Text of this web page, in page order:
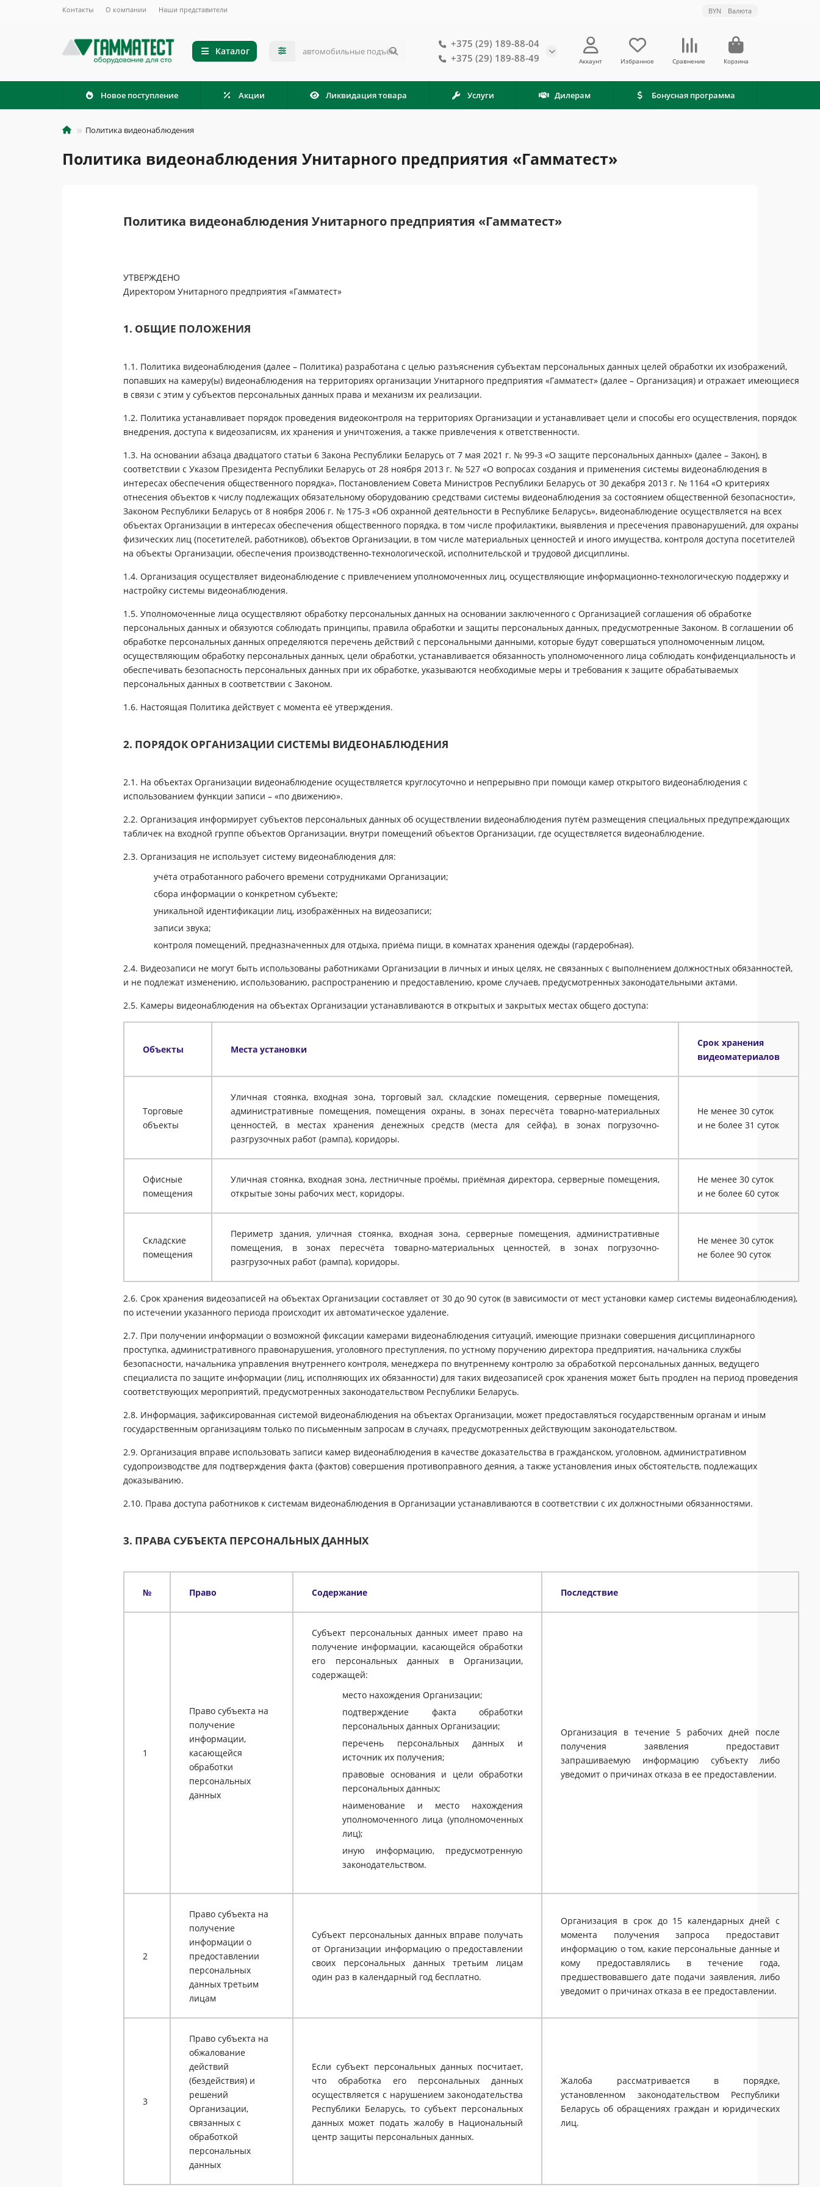
Контакты О компании Наши представители BYN Валюта
Каталог
+375 (29) 189-88-04
+375 (29) 189-88-49
Аккаунт Избранное Сравнение Корзина
Новое поступление Акции Ликвидация товара Услуги Дилерам Бонусная программа
Политика видеонаблюдения
Политика видеонаблюдения Унитарного предприятия «Гамматест»
Политика видеонаблюдения Унитарного предприятия «Гамматест»
УТВЕРЖДЕНО
Директором Унитарного предприятия «Гамматест»
1. ОБЩИЕ ПОЛОЖЕНИЯ
1.1. Политика видеонаблюдения (далее – Политика) разработана с целью разъяснения субъектам персональных данных целей обработки их изображений,
попавших на камеру(ы) видеонаблюдения на территориях организации Унитарного предприятия «Гамматест» (далее – Организация) и отражает имеющиеся
в связи с этим у субъектов персональных данных права и механизм их реализации.
1.2. Политика устанавливает порядок проведения видеоконтроля на территориях Организации и устанавливает цели и способы его осуществления, порядок
внедрения, доступа к видеозаписям, их хранения и уничтожения, а также привлечения к ответственности.
1.3. На основании абзаца двадцатого статьи 6 Закона Республики Беларусь от 7 мая 2021 г. № 99-З «О защите персональных данных» (далее – Закон), в
соответствии с Указом Президента Республики Беларусь от 28 ноября 2013 г. № 527 «О вопросах создания и применения системы видеонаблюдения в
интересах обеспечения общественного порядка», Постановлением Совета Министров Республики Беларусь от 30 декабря 2013 г. № 1164 «О критериях
отнесения объектов к числу подлежащих обязательному оборудованию средствами системы видеонаблюдения за состоянием общественной безопасности»,
Законом Республики Беларусь от 8 ноября 2006 г. № 175-З «Об охранной деятельности в Республике Беларусь», видеонаблюдение осуществляется на всех
объектах Организации в интересах обеспечения общественного порядка, в том числе профилактики, выявления и пресечения правонарушений, для охраны
физических лиц (посетителей, работников), объектов Организации, в том числе материальных ценностей и иного имущества, контроля доступа посетителей
на объекты Организации, обеспечения производственно-технологической, исполнительской и трудовой дисциплины.
1.4. Организация осуществляет видеонаблюдение с привлечением уполномоченных лиц, осуществляющие информационно-технологическую поддержку и
настройку системы видеонаблюдения.
1.5. Уполномоченные лица осуществляют обработку персональных данных на основании заключенного с Организацией соглашения об обработке
персональных данных и обязуются соблюдать принципы, правила обработки и защиты персональных данных, предусмотренные Законом. В соглашении об
обработке персональных данных определяются перечень действий с персональными данными, которые будут совершаться уполномоченным лицом,
осуществляющим обработку персональных данных, цели обработки, устанавливается обязанность уполномоченного лица соблюдать конфиденциальность и
обеспечивать безопасность персональных данных при их обработке, указываются необходимые меры и требования к защите обрабатываемых
персональных данных в соответствии с Законом.
1.6. Настоящая Политика действует с момента её утверждения.
2. ПОРЯДОК ОРГАНИЗАЦИИ СИСТЕМЫ ВИДЕОНАБЛЮДЕНИЯ
2.1. На объектах Организации видеонаблюдение осуществляется круглосуточно и непрерывно при помощи камер открытого видеонаблюдения с
использованием функции записи – «по движению».
2.2. Организация информирует субъектов персональных данных об осуществлении видеонаблюдения путём размещения специальных предупреждающих
табличек на входной группе объектов Организации, внутри помещений объектов Организации, где осуществляется видеонаблюдение.
2.3. Организация не использует систему видеонаблюдения для:
учёта отработанного рабочего времени сотрудниками Организации;
сбора информации о конкретном субъекте;
уникальной идентификации лиц, изображённых на видеозаписи;
записи звука;
контроля помещений, предназначенных для отдыха, приёма пищи, в комнатах хранения одежды (гардеробная).
2.4. Видеозаписи не могут быть использованы работниками Организации в личных и иных целях, не связанных с выполнением должностных обязанностей,
и не подлежат изменению, использованию, распространению и предоставлению, кроме случаев, предусмотренных законодательными актами.
2.5. Камеры видеонаблюдения на объектах Организации устанавливаются в открытых и закрытых местах общего доступа:
Объекты Места установки
Срок хранения
видеоматериалов
Торговые
объекты
Уличная стоянка, входная зона, торговый зал, складские помещения, серверные помещения,
административные помещения, помещения охраны, в зонах пересчёта товарно-материальных
ценностей, в местах хранения денежных средств (места для сейфа), в зонах погрузочно-
разгрузочных работ (рампа), коридоры.
Не менее 30 суток
и не более 31 суток
Офисные
помещения
Уличная стоянка, входная зона, лестничные проёмы, приёмная директора, серверные помещения,
открытые зоны рабочих мест, коридоры.
Не менее 30 суток
и не более 60 суток
Складские
помещения
Периметр здания, уличная стоянка, входная зона, серверные помещения, административные
помещения, в зонах пересчёта товарно-материальных ценностей, в зонах погрузочно-
разгрузочных работ (рампа), коридоры.
Не менее 30 суток
не более 90 суток
2.6. Срок хранения видеозаписей на объектах Организации составляет от 30 до 90 суток (в зависимости от мест установки камер системы видеонаблюдения),
по истечении указанного периода происходит их автоматическое удаление.
2.7. При получении информации о возможной фиксации камерами видеонаблюдения ситуаций, имеющие признаки совершения дисциплинарного
проступка, административного правонарушения, уголовного преступления, по устному поручению директора предприятия, начальника службы
безопасности, начальника управления внутреннего контроля, менеджера по внутреннему контролю за обработкой персональных данных, ведущего
специалиста по защите информации (лиц, исполняющих их обязанности) для таких видеозаписей срок хранения может быть продлен на период проведения
соответствующих мероприятий, предусмотренных законодательством Республики Беларусь.
2.8. Информация, зафиксированная системой видеонаблюдения на объектах Организации, может предоставляться государственным органам и иным
государственным организациям только по письменным запросам в случаях, предусмотренных действующим законодательством.
2.9. Организация вправе использовать записи камер видеонаблюдения в качестве доказательства в гражданском, уголовном, административном
судопроизводстве для подтверждения факта (фактов) совершения противоправного деяния, а также установления иных обстоятельств, подлежащих
доказыванию.
2.10. Права доступа работников к системам видеонаблюдения в Организации устанавливаются в соответствии с их должностными обязанностями.
3. ПРАВА СУБЪЕКТА ПЕРСОНАЛЬНЫХ ДАННЫХ
№ Право Содержание Последствие
1
Право субъекта на
получение
информации,
касающейся
обработки
персональных
данных
Субъект персональных данных имеет право на
получение информации, касающейся обработки
его персональных данных в Организации,
содержащей:
место нахождения Организации;
подтверждение факта обработки
персональных данных Организации;
перечень персональных данных и
источник их получения;
правовые основания и цели обработки
персональных данных;
наименование и место нахождения
уполномоченного лица (уполномоченных
лиц);
иную информацию, предусмотренную
законодательством.
Организация в течение 5 рабочих дней после
получения заявления предоставит
запрашиваемую информацию субъекту либо
уведомит о причинах отказа в ее предоставлении.
2
Право субъекта на
получение
информации о
предоставлении
персональных
данных третьим
лицам
Субъект персональных данных вправе получать
от Организации информацию о предоставлении
своих персональных данных третьим лицам
один раз в календарный год бесплатно.
Организация в срок до 15 календарных дней с
момента получения запроса предоставит
информацию о том, какие персональные данные и
кому предоставлялись в течение года,
предшествовавшего дате подачи заявления, либо
уведомит о причинах отказа в ее предоставлении.
3
Право субъекта на
обжалование
действий
(бездействия) и
решений
Организации,
связанных с
обработкой
персональных
данных
Если субъект персональных данных посчитает,
что обработка его персональных данных
осуществляется с нарушением законодательства
Республики Беларусь, то субъект персональных
данных может подать жалобу в Национальный
центр защиты персональных данных.
Жалоба рассматривается в порядке,
установленном законодательством Республики
Беларусь об обращениях граждан и юридических
лиц.